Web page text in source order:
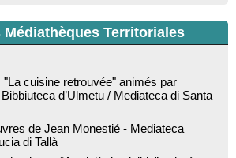
Territoriales
d’Ulmetu / Mediateca di Santa
di Tallà